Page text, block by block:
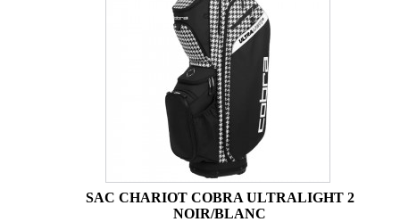
SAC CHARIOT COBRA ULTRALIGHT 2
NOIR/BLANC